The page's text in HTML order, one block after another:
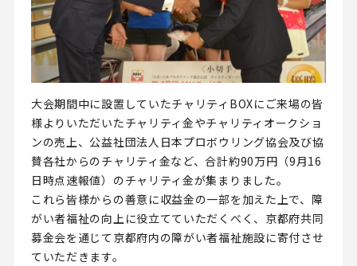
大会期間中に設置していたチャリティBOXにご来場の皆
様よりいただいたチャリティ金やチャリティオークショ
ンの売上、公益社団法人日本プロボウリング協会及び協
賛各社からのチャリティ金など、合計約90万円（9月16
日時点速報値）のチャリティ金が集まりました。
これら皆様からの善意に収益金の一部を加えた上で、障
がい者福祉の向上に役立てていただくべく、京都府共同
募金会を通じて京都府内の障がい者福祉施設に寄付させ
ていただきます。